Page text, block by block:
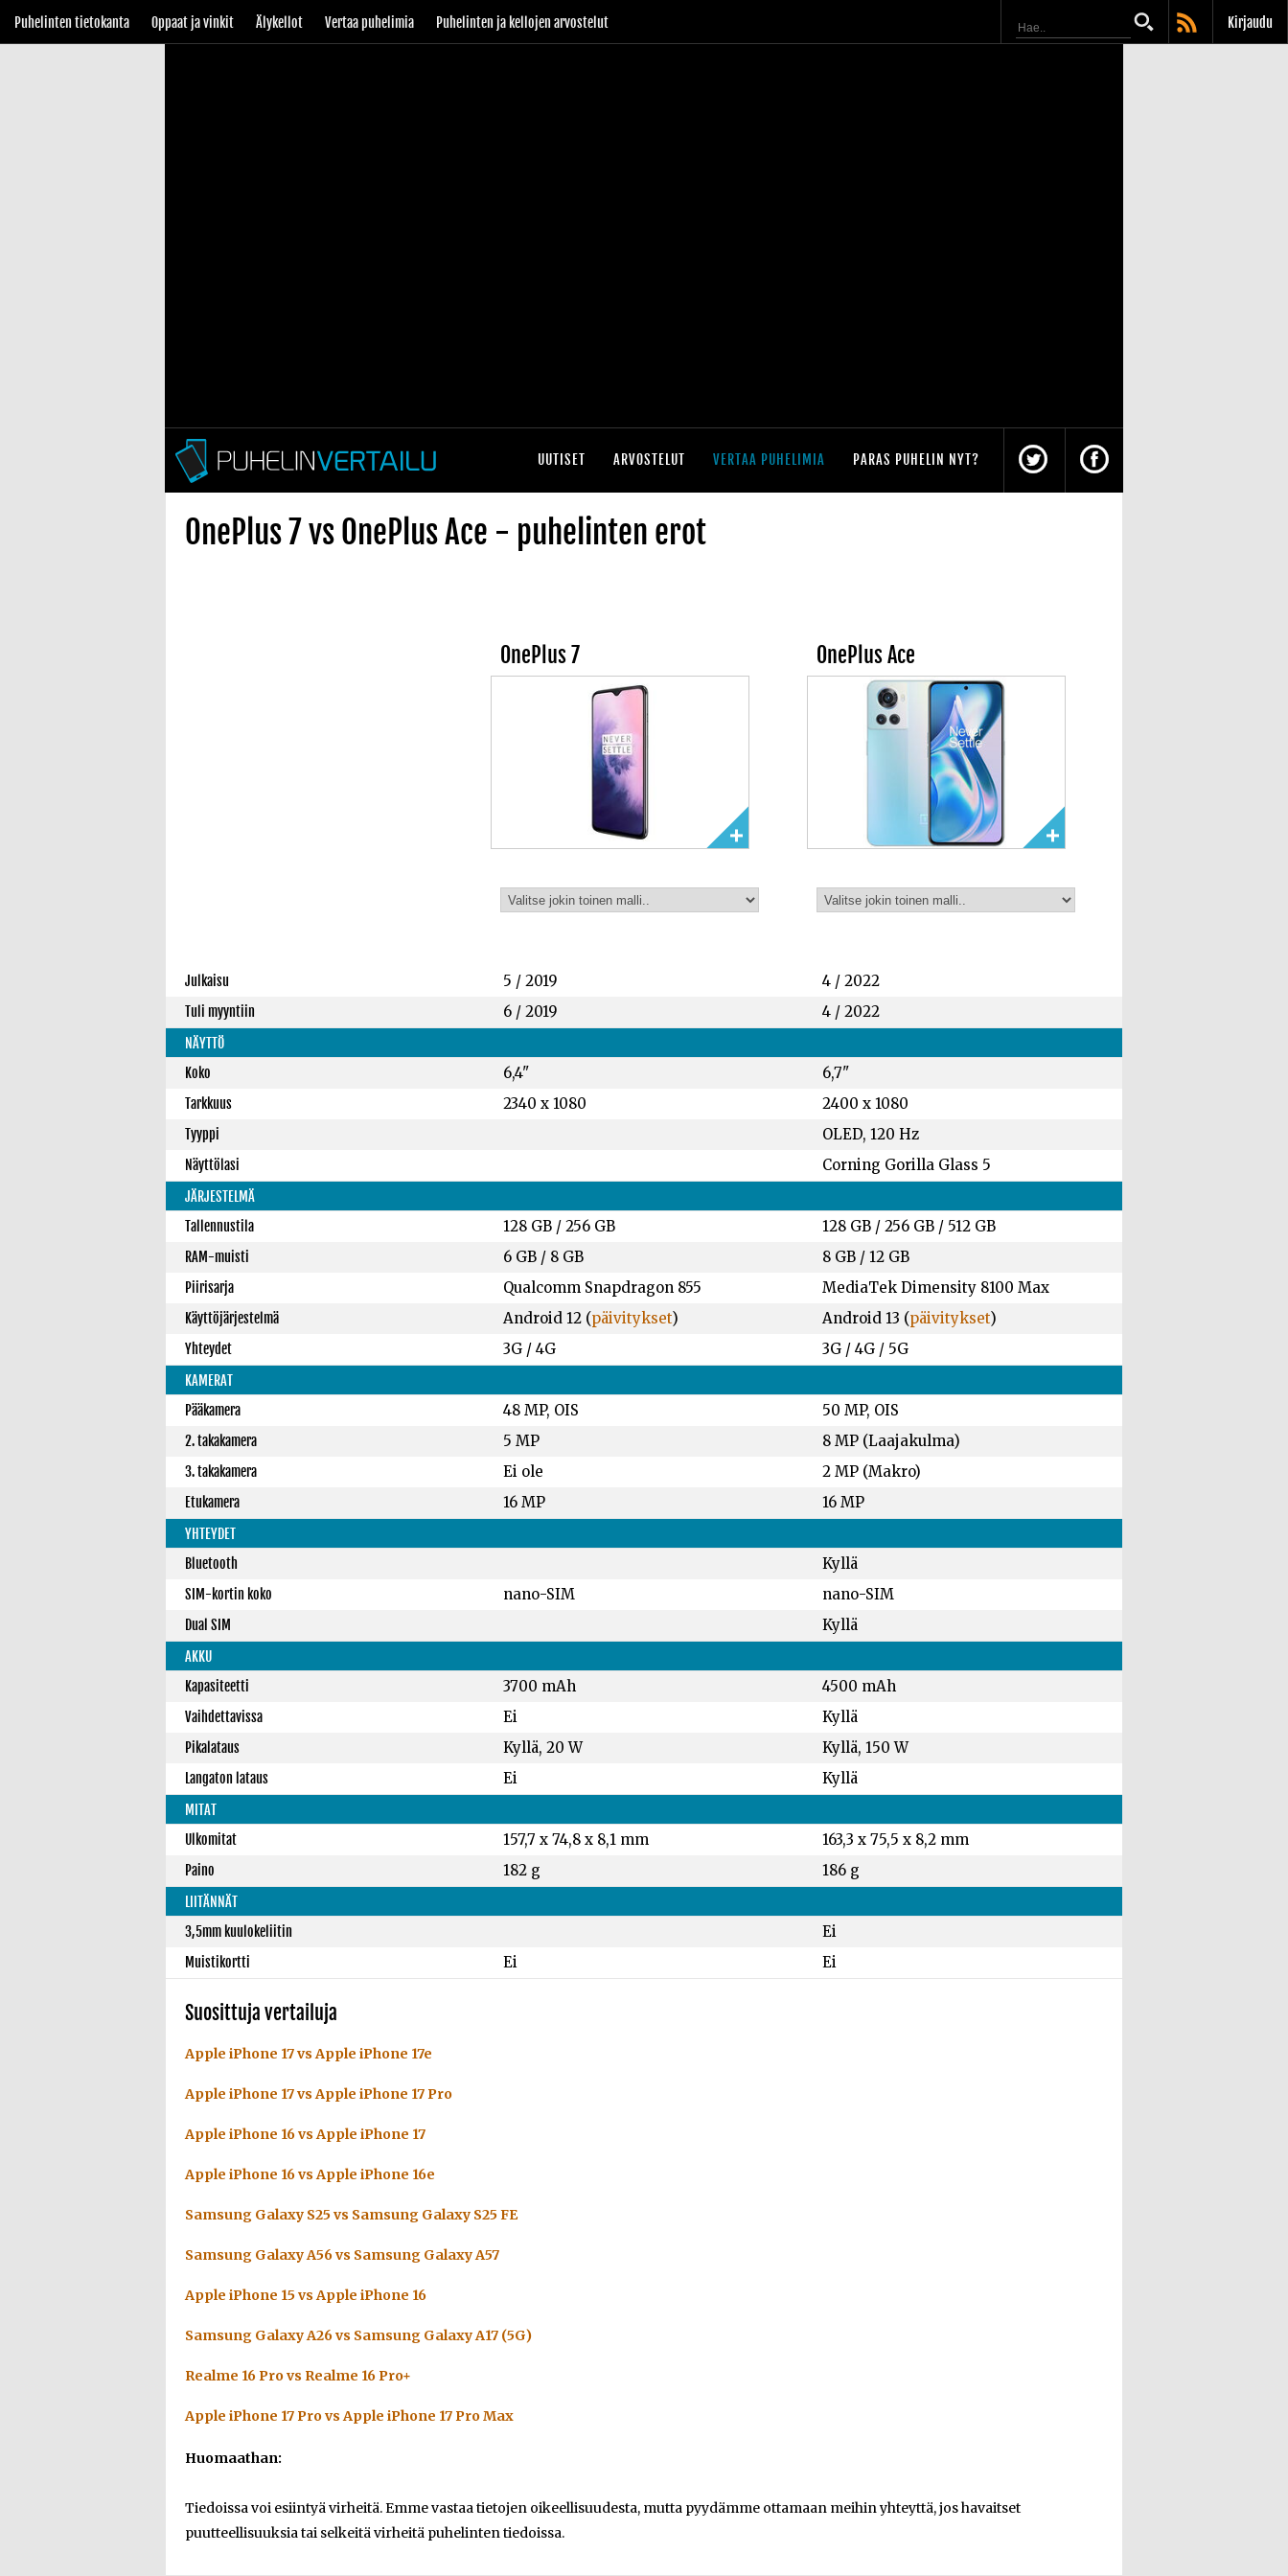
Puhelinten tietokanta Oppaat ja vinkit Älykellot Vertaa puhelimia Puhelinten ja kellojen arvostelut Kirjaudu
UUTISET ARVOSTELUT VERTAA PUHELIMIA PARAS PUHELIN NYT?
OnePlus 7 vs OnePlus Ace - puhelinten erot
OnePlus 7 OnePlus Ace
Julkaisu 5 / 2019 4 / 2022
Tuli myyntiin 6 / 2019 4 / 2022
NÄYTTÖ
Koko
6,4" 6,7"
Tarkkuus 2340 x 1080 2400 x 1080
Tyyppi OLED, 120 Hz
Näyttölasi Corning Gorilla Glass 5
JÄRJESTELMÄ
Tallennustila
128 GB /256 GB 128 GB/ 256 GB/ 512 GB
RAM-muisti 6 GB / 8 GB 8 GB/ 12 GB
Piirisarja Qualcomm Snapdragon 855 MediaTek Dimensity 8100 Max
Käyttöjärjestelmä Android 12 (päivitykset) Android 13 (päivitykset)
Yhteydet 3G / 4G 3G / 4G / 5G
KAMERAT
Pääkamera
48 MP, OIS 50 MP, OIS
2. takakamera 5 MP 8 MP (Laajakulma)
3. takakamera Ei ole 2 MP (Makro)
Etukamera 16 MP 16 MP
YHTEYDET
Bluetooth
Kyllä
SIM-kortin koko nano-SIM nano-SIM
Dual SIM Kyllä
AKKU
Kapasiteetti
3700 mAh 4500 mAh
Vaihdettavissa Ei Kyllä
Pikalataus Kyllä, 20 W Kyllä, 150 W
Langaton lataus Ei Kyllä
MITAT
Ulkomitat
157,7 x 74,8 x 8,1 mm 163,3 x 75,5 x 8,2 mm
Paino 182 g 186 g
LIITÄNNÄT
3,5mm kuulokeliitin
Ei
Muistikortti Ei Ei
Suosittuja vertailuja
Apple iPhone 17 vs Apple iPhone 17e
Apple iPhone 17 vs Apple iPhone 17 Pro
Apple iPhone 16 vs Apple iPhone 17
Apple iPhone 16 vs Apple iPhone 16e
Samsung Galaxy S25 vs Samsung Galaxy S25 FE
Samsung Galaxy A56 vs Samsung Galaxy A57
Apple iPhone 15 vs Apple iPhone 16
Samsung Galaxy A26 vs Samsung Galaxy A17 (5G)
Realme 16 Pro vs Realme 16 Pro+
Apple iPhone 17 Pro vs Apple iPhone 17 Pro Max
Huomaathan:
Tiedoissa voi esiintyä virheitä. Emme vastaa tietojen oikeellisuudesta, mutta pyydämme ottamaan meihin yhteyttä, jos havaitset
puutteellisuuksia tai selkeitä virheitä puhelinten tiedoissa.